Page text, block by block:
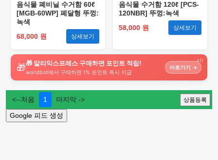
음식물 폐비닐 수거함 60ℓ
[MGB-60WP] 페달형 뚜껑:
녹색
68,000 원
상세보기
음식물 수거함 120ℓ [PCS-
120NBR] 뚜껑:녹색
58,000 원
상세보기
AD
🎁🎁 알리익스프레스 구매하면 포인트 적립!
worldbot에서 구매하면 1% 포인트 즉시 지급
바로가기 →